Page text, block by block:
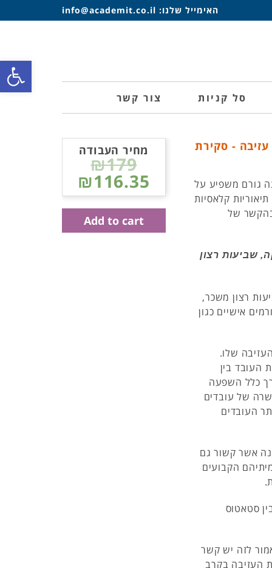
האימייל שלנו: info@academit.co.il
סל קניות צור קשר
- סקירת
גורם משפיע על
קלאסיות
של
שביעות רצון
רצון משכר,
אישיים כגון
שלו.
העובד בין
כלל השפעה
של עובדים
העובדים
אשר קשור גם
הקבועים
סטאטוס
לזה יש קשר
העזיבה בקרב
מחיר העבודה
₪179
₪116.35
Add to cart
פתח